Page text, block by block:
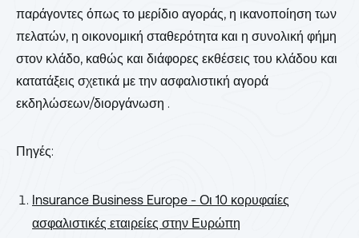
παράγοντες όπως το μερίδιο αγοράς, η ικανοποίηση των
πελατών, η οικονομική σταθερότητα και η συνολική φήμη
στον κλάδο, καθώς και διάφορες εκθέσεις του κλάδου και
κατατάξεις σχετικά με την ασφαλιστική αγορά
εκδηλώσεων/διοργάνωση .
Πηγές:
Insurance Business Europe - Οι 10 κορυφαίες
ασφαλιστικές εταιρείες στην Ευρώπη